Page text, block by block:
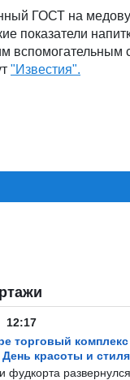
ГОСТ на
показатели
вспомогательным
"Известия".
12:17
торговый
День красоты и
фудкорта